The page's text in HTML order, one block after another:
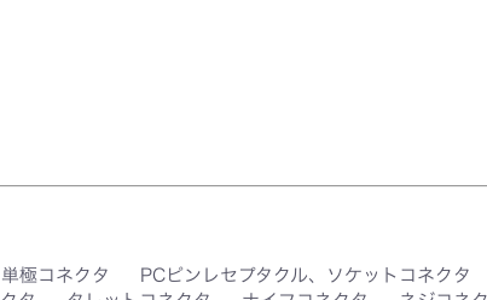
極コネクタ
PCピンレセプタクル、ソケットコネクタ